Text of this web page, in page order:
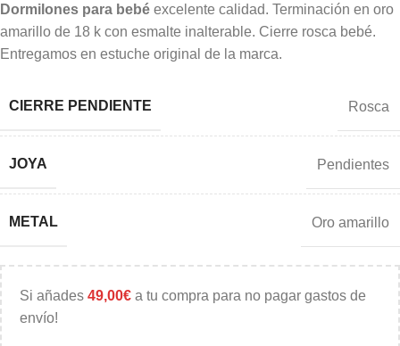
Dormilones para bebé excelente calidad. Terminación en oro
amarillo de 18 k con esmalte inalterable. Cierre rosca bebé.
Entregamos en estuche original de la marca.
CIERRE PENDIENTE Rosca
JOYA Pendientes
METAL Oro amarillo
Si añades 49,00€ a tu compra para no pagar gastos de
envío!